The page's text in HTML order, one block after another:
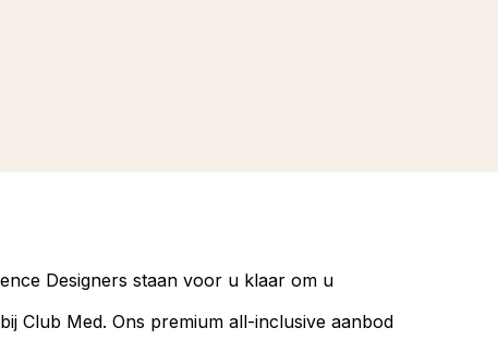
Designers staan voor u klaar om u
Club Med. Ons premium all-inclusive aanbod